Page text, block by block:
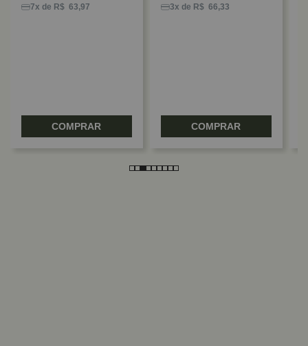
7x de R$ 63,97
COMPRAR
3x de R$ 66,33
COMPRAR